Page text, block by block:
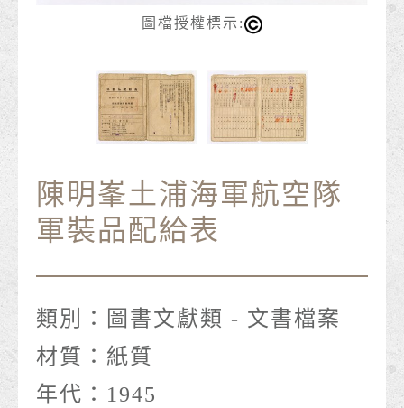
圖檔授權標示:
陳明峯土浦海軍航空隊
軍裝品配給表
類別：
圖書文獻類 - 文書檔案
材質： 紙質
年代： 1945